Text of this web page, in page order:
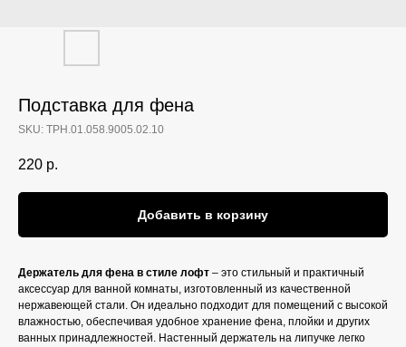
Подставка для фена
SKU: ТРН.01.058.9005.02.10
220 р.
Добавить в корзину
Держатель для фена в стиле лофт – это стильный и практичный
аксессуар для ванной комнаты, изготовленный из качественной
нержавеющей стали. Он идеально подходит для помещений с высокой
влажностью, обеспечивая удобное хранение фена, плойки и других
ванных принадлежностей. Настенный держатель на липучке легко